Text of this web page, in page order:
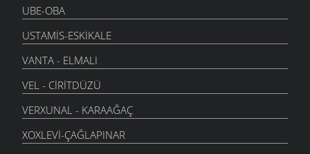
UBE-OBA
USTAMIS-ESKIKALE
VANTA - ELMALI
VEL - CIRITDÜZÜ
VERXUNAL - KARAAĞAÇ
XOXLEVI-ÇAĞLAPINAR